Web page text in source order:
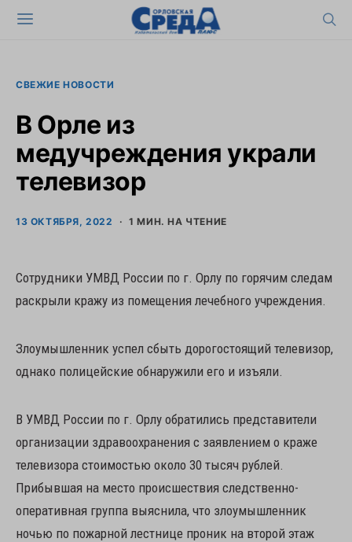
СВЕЖИЕ НОВОСТИ
В Орле из
медучреждения украли
телевизор
13 ОКТЯБРЯ, 2022 1 МИН. НА ЧТЕНИЕ
Сотрудники УМВД России по г. Орлу по горячим следам
раскрыли кражу из помещения лечебного учреждения.
Злоумышленник успел сбыть дорогостоящий телевизор,
однако полицейские обнаружили его и изъяли.
В УМВД России по г. Орлу обратились представители
организации здравоохранения с заявлением о краже
телевизора стоимостью около 30 тысяч рублей.
Прибывшая на место происшествия следственно-
оперативная группа выяснила, что злоумышленник
ночью по пожарной лестнице проник на второй этаж